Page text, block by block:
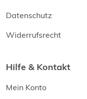
Datenschutz
Widerrufsrecht
Hilfe & Kontakt
Mein Konto